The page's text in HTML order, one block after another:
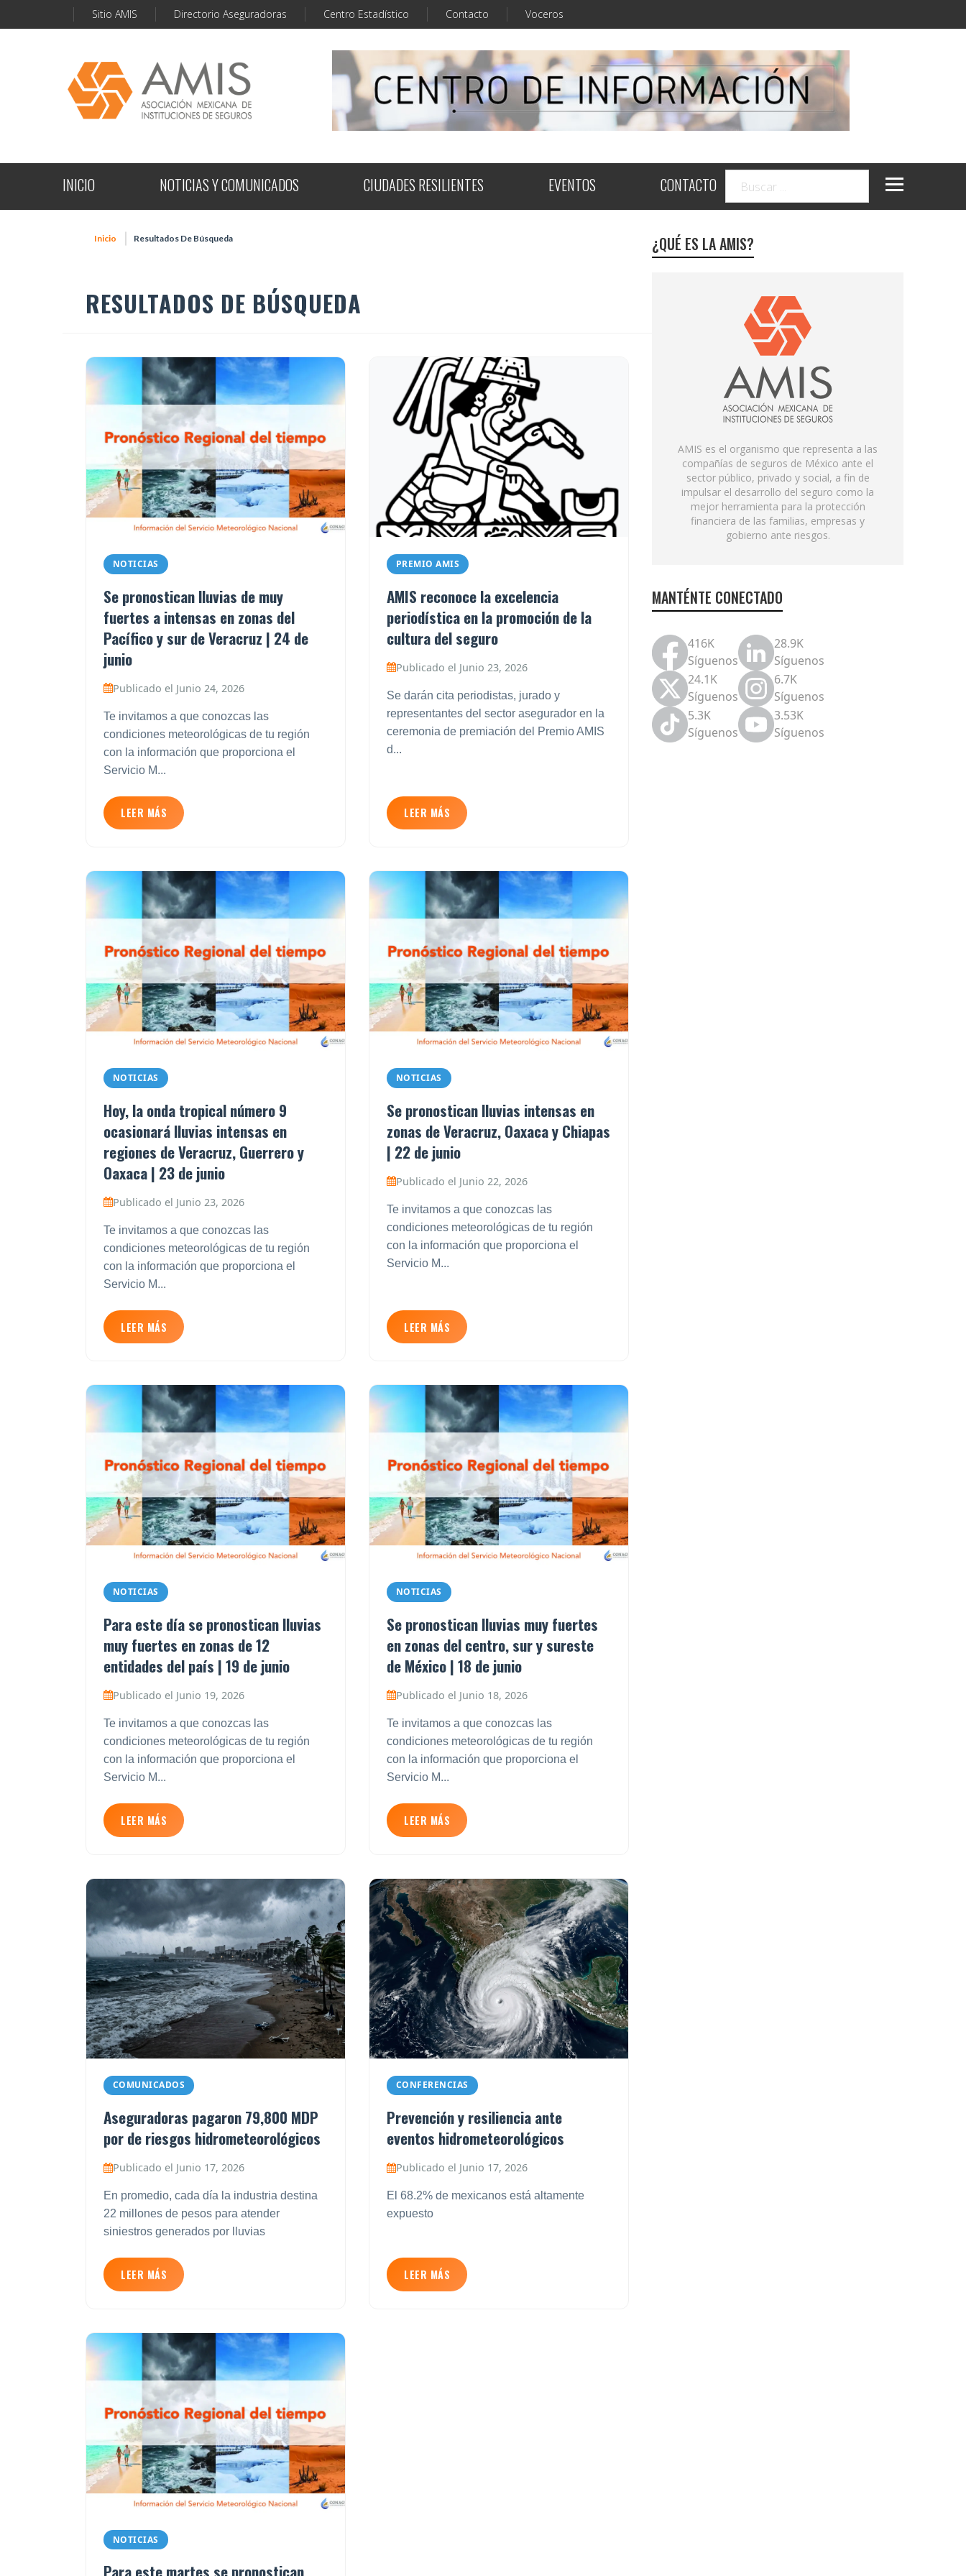
Sitio AMIS Directorio Aseguradoras Centro Estadístico Contacto Voceros
INICIO NOTICIAS Y COMUNICADOS CIUDADES RESILIENTES EVENTOS CONTACTO
Inicio Resultados De Búsqueda
RESULTADOS DE BÚSQUEDA
NOTICIAS
Se pronostican lluvias de muy
fuertes a intensas en zonas del
Pacífico y sur de Veracruz | 24 de
junio
Publicado el Junio 24, 2026
Te invitamos a que conozcas las
condiciones meteorológicas de tu región
con la información que proporciona el
Servicio M...
LEER MÁS
PREMIO AMIS
AMIS reconoce la excelencia
periodística en la promoción de la
cultura del seguro
Publicado el Junio 23, 2026
Se darán cita periodistas, jurado y
representantes del sector asegurador en la
ceremonia de premiación del Premio AMIS
d...
LEER MÁS
NOTICIAS
Hoy, la onda tropical número 9
ocasionará lluvias intensas en
regiones de Veracruz, Guerrero y
Oaxaca | 23 de junio
Publicado el Junio 23, 2026
Te invitamos a que conozcas las
condiciones meteorológicas de tu región
con la información que proporciona el
Servicio M...
LEER MÁS
NOTICIAS
Se pronostican lluvias intensas en
zonas de Veracruz, Oaxaca y Chiapas
| 22 de junio
Publicado el Junio 22, 2026
Te invitamos a que conozcas las
condiciones meteorológicas de tu región
con la información que proporciona el
Servicio M...
LEER MÁS
NOTICIAS
Para este día se pronostican lluvias
muy fuertes en zonas de 12
entidades del país | 19 de junio
Publicado el Junio 19, 2026
Te invitamos a que conozcas las
condiciones meteorológicas de tu región
con la información que proporciona el
Servicio M...
LEER MÁS
NOTICIAS
Se pronostican lluvias muy fuertes
en zonas del centro, sur y sureste
de México | 18 de junio
Publicado el Junio 18, 2026
Te invitamos a que conozcas las
condiciones meteorológicas de tu región
con la información que proporciona el
Servicio M...
LEER MÁS
COMUNICADOS
Aseguradoras pagaron 79,800 MDP
por de riesgos hidrometeorológicos
Publicado el Junio 17, 2026
En promedio, cada día la industria destina
22 millones de pesos para atender
siniestros generados por lluvias
LEER MÁS
CONFERENCIAS
Prevención y resiliencia ante
eventos hidrometeorológicos
Publicado el Junio 17, 2026
El 68.2% de mexicanos está altamente
expuesto
LEER MÁS
NOTICIAS
¿QUÉ ES LA AMIS?
AMIS es el organismo que representa a las
compañías de seguros de México ante el
sector público, privado y social, a fin de
impulsar el desarrollo del seguro como la
mejor herramienta para la protección
financiera de las familias, empresas y
gobierno ante riesgos.
MANTÉNTE CONECTADO
416K
Síguenos
28.9K
Síguenos
24.1K
Síguenos
6.7K
Síguenos
5.3K
Síguenos
3.53K
Síguenos